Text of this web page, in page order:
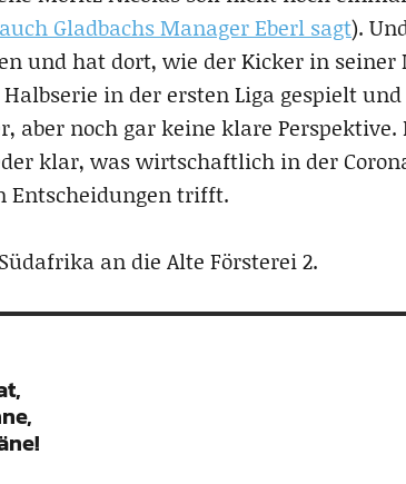
Gladbachs Manager Eberl sagt).
und hat dort, wie der Kicker in seiner
in der ersten Liga gespielt
aber noch gar keine klare Perspektive.
klar, was wirtschaftlich in der
Entscheidungen trifft.
an die Alte Försterei 2.